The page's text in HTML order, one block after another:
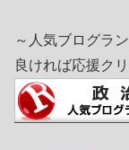
～人気ブログラ
良ければ応援ク